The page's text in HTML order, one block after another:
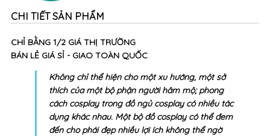
CHI TIẾT SẢN PHẨM
CHỈ BẰNG 1/2 GIÁ THỊ TRƯỜNG
BÁN LẺ GIÁ SỈ - GIAO TOÀN QUỐC
Không chỉ thể hiện cho một xu hướng, một sở
thích của một bộ phận người hâm mộ; phong
cách cosplay trong đồ ngủ cosplay có nhiều tác
dụng khác nhau. Một bộ đồ cosplay có thể đem
đến cho phái đẹp nhiều lợi ích không thể ngờ